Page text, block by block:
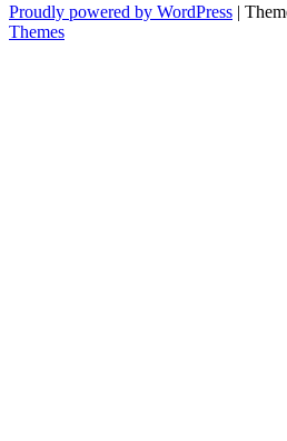
Proudly powered by WordPress |
Themes